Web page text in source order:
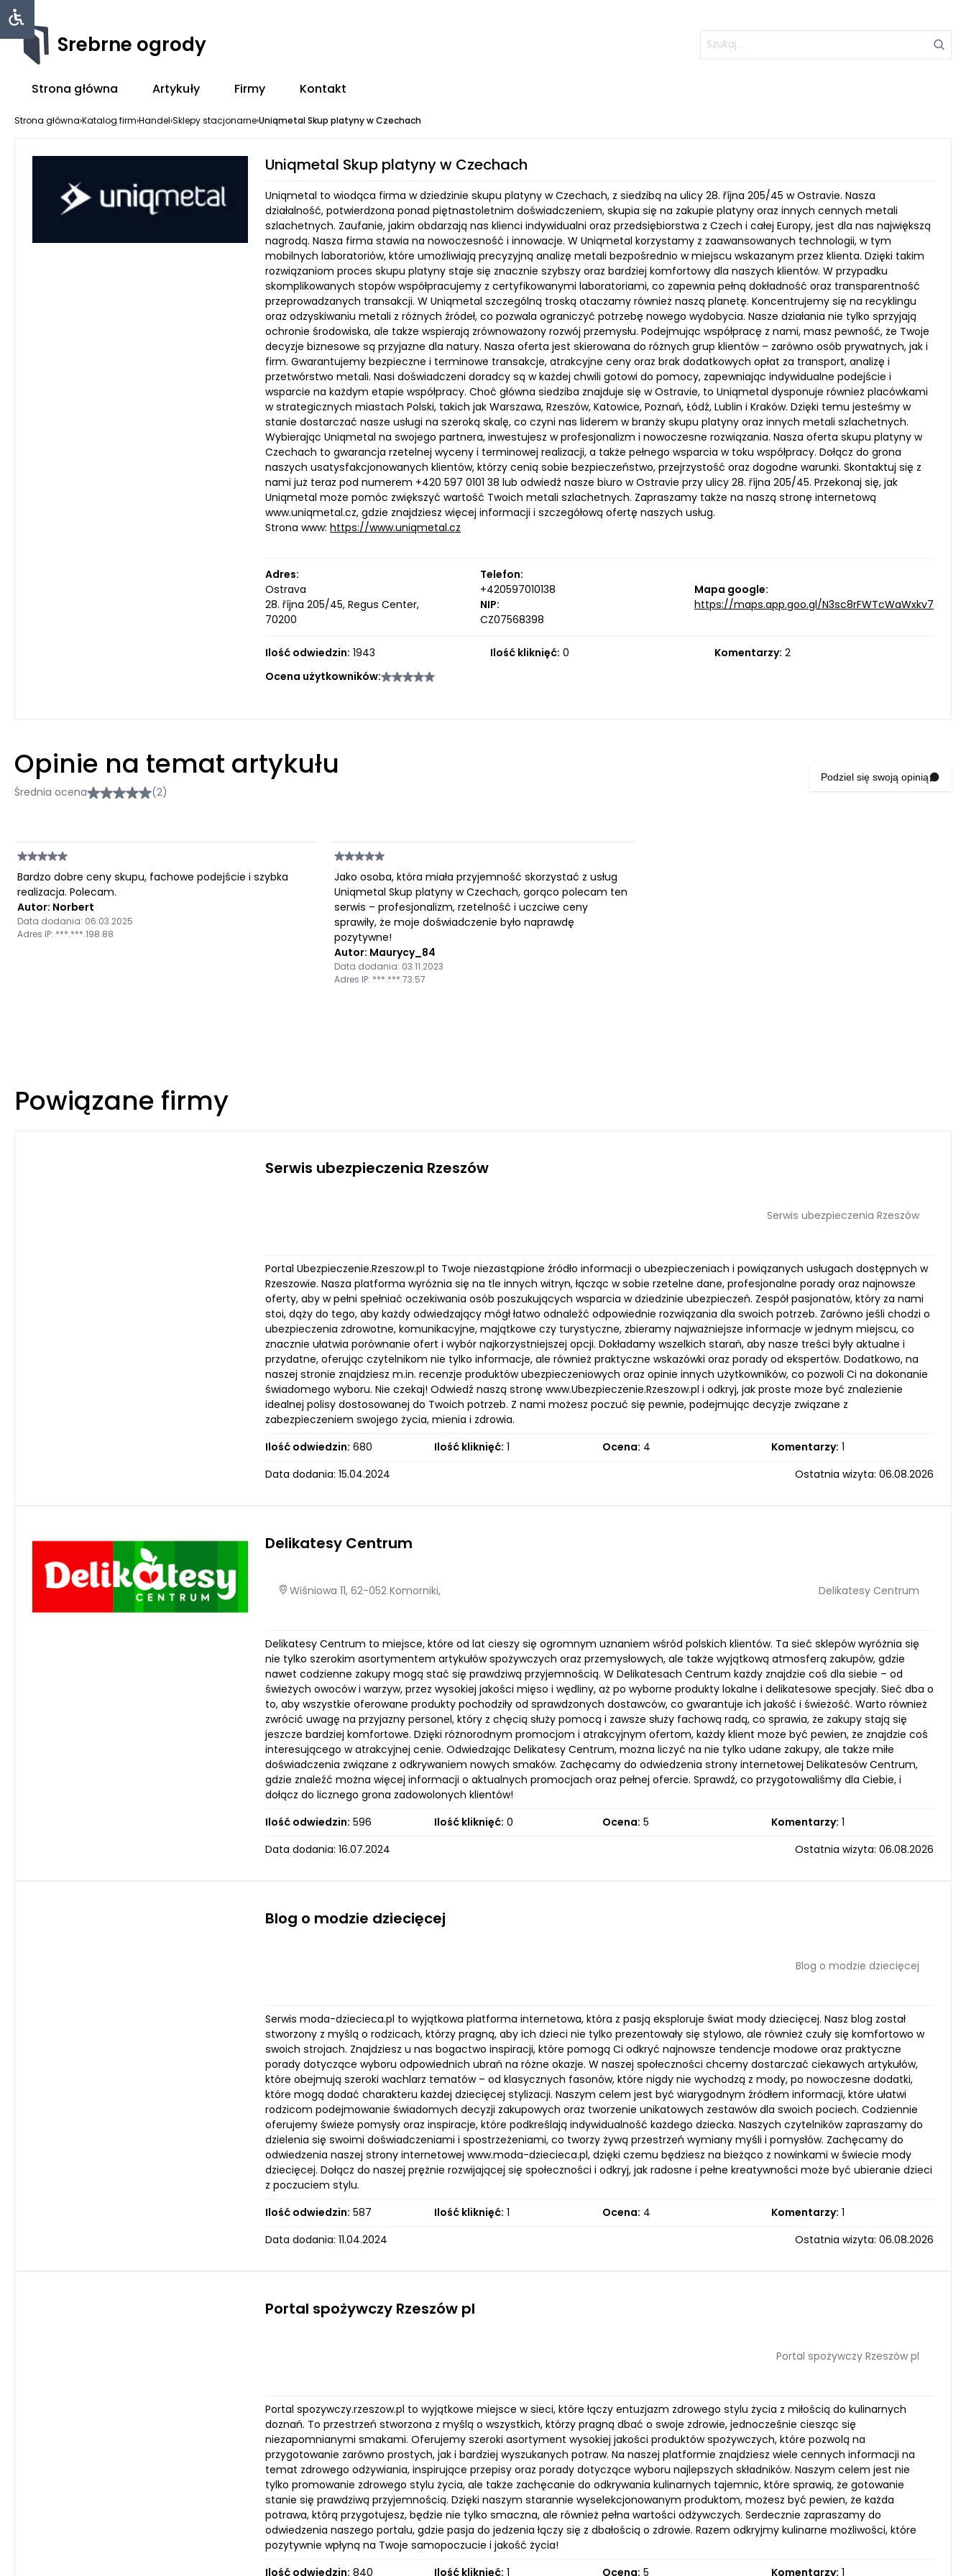
Srebrne ogrody
Strona główna Artykuły Firmy Kontakt
Strona główna›Katalog firm›Handel›Sklepy stacjonarne›Uniqmetal Skup platyny w Czechach
Uniqmetal Skup platyny w Czechach
Uniqmetal to wiodąca firma w dziedzinie skupu platyny w Czechach, z siedzibą na ulicy 28. října 205/45 w Ostravie. Nasza
działalność, potwierdzona ponad piętnastoletnim doświadczeniem, skupia się na zakupie platyny oraz innych cennych metali
szlachetnych. Zaufanie, jakim obdarzają nas klienci indywidualni oraz przedsiębiorstwa z Czech i całej Europy, jest dla nas największą
nagrodą. Nasza firma stawia na nowoczesność i innowacje. W Uniqmetal korzystamy z zaawansowanych technologii, w tym
mobilnych laboratoriów, które umożliwiają precyzyjną analizę metali bezpośrednio w miejscu wskazanym przez klienta. Dzięki takim
rozwiązaniom proces skupu platyny staje się znacznie szybszy oraz bardziej komfortowy dla naszych klientów. W przypadku
skomplikowanych stopów współpracujemy z certyfikowanymi laboratoriami, co zapewnia pełną dokładność oraz transparentność
przeprowadzanych transakcji. W Uniqmetal szczególną troską otaczamy również naszą planetę. Koncentrujemy się na recyklingu
oraz odzyskiwaniu metali z różnych źródeł, co pozwala ograniczyć potrzebę nowego wydobycia. Nasze działania nie tylko sprzyjają
ochronie środowiska, ale także wspierają zrównoważony rozwój przemysłu. Podejmując współpracę z nami, masz pewność, że Twoje
decyzje biznesowe są przyjazne dla natury. Nasza oferta jest skierowana do różnych grup klientów – zarówno osób prywatnych, jak i
firm. Gwarantujemy bezpieczne i terminowe transakcje, atrakcyjne ceny oraz brak dodatkowych opłat za transport, analizę i
przetwórstwo metali. Nasi doświadczeni doradcy są w każdej chwili gotowi do pomocy, zapewniając indywidualne podejście i
wsparcie na każdym etapie współpracy. Choć główna siedziba znajduje się w Ostravie, to Uniqmetal dysponuje również placówkami
w strategicznych miastach Polski, takich jak Warszawa, Rzeszów, Katowice, Poznań, Łódź, Lublin i Kraków. Dzięki temu jesteśmy w
stanie dostarczać nasze usługi na szeroką skalę, co czyni nas liderem w branży skupu platyny oraz innych metali szlachetnych.
Wybierając Uniqmetal na swojego partnera, inwestujesz w profesjonalizm i nowoczesne rozwiązania. Nasza oferta skupu platyny w
Czechach to gwarancja rzetelnej wyceny i terminowej realizacji, a także pełnego wsparcia w toku współpracy. Dołącz do grona
naszych usatysfakcjonowanych klientów, którzy cenią sobie bezpieczeństwo, przejrzystość oraz dogodne warunki. Skontaktuj się z
nami już teraz pod numerem +420 597 0101 38 lub odwiedź nasze biuro w Ostravie przy ulicy 28. října 205/45. Przekonaj się, jak
Uniqmetal może pomóc zwiększyć wartość Twoich metali szlachetnych. Zapraszamy także na naszą stronę internetową
www.uniqmetal.cz, gdzie znajdziesz więcej informacji i szczegółową ofertę naszych usług.
Strona www: https://www.uniqmetal.cz
Adres:
Ostrava
28. října 205/45, Regus Center,
70200
Telefon:
+420597010138
NIP:
CZ07568398
Mapa google:
https://maps.app.goo.gl/N3sc8rFWTcWaWxkv7
Ilość odwiedzin: 1943 Ilość kliknięć: 0 Komentarzy: 2
Ocena użytkowników:
Opinie na temat artykułu
Średnia ocena (2)
Podziel się swoją opinią
Bardzo dobre ceny skupu, fachowe podejście i szybka
realizacja. Polecam.
Autor: Norbert
Data dodania: 06.03.2025
Adres IP: ***.***.198.88
Jako osoba, która miała przyjemność skorzystać z usług
Uniqmetal Skup platyny w Czechach, gorąco polecam ten
serwis – profesjonalizm, rzetelność i uczciwe ceny
sprawiły, że moje doświadczenie było naprawdę
pozytywne!
Autor: Maurycy_84
Data dodania: 03.11.2023
Adres IP: ***.***.73.57
Powiązane firmy
Serwis ubezpieczenia Rzeszów
Serwis ubezpieczenia Rzeszów
Portal Ubezpieczenie.Rzeszow.pl to Twoje niezastąpione źródło informacji o ubezpieczeniach i powiązanych usługach dostępnych w
Rzeszowie. Nasza platforma wyróżnia się na tle innych witryn, łącząc w sobie rzetelne dane, profesjonalne porady oraz najnowsze
oferty, aby w pełni spełniać oczekiwania osób poszukujących wsparcia w dziedzinie ubezpieczeń. Zespół pasjonatów, który za nami
stoi, dąży do tego, aby każdy odwiedzający mógł łatwo odnaleźć odpowiednie rozwiązania dla swoich potrzeb. Zarówno jeśli chodzi o
ubezpieczenia zdrowotne, komunikacyjne, majątkowe czy turystyczne, zbieramy najważniejsze informacje w jednym miejscu, co
znacznie ułatwia porównanie ofert i wybór najkorzystniejszej opcji. Dokładamy wszelkich starań, aby nasze treści były aktualne i
przydatne, oferując czytelnikom nie tylko informacje, ale również praktyczne wskazówki oraz porady od ekspertów. Dodatkowo, na
naszej stronie znajdziesz m.in. recenzje produktów ubezpieczeniowych oraz opinie innych użytkowników, co pozwoli Ci na dokonanie
świadomego wyboru. Nie czekaj! Odwiedź naszą stronę www.Ubezpieczenie.Rzeszow.pl i odkryj, jak proste może być znalezienie
idealnej polisy dostosowanej do Twoich potrzeb. Z nami możesz poczuć się pewnie, podejmując decyzje związane z
zabezpieczeniem swojego życia, mienia i zdrowia.
Ilość odwiedzin: 680 Ilość kliknięć: 1 Ocena: 4 Komentarzy: 1
Data dodania: 15.04.2024
Ostatnia wizyta: 06.08.2026
Delikatesy Centrum
Wiśniowa 11, 62-052 Komorniki, Delikatesy Centrum
Delikatesy Centrum to miejsce, które od lat cieszy się ogromnym uznaniem wśród polskich klientów. Ta sieć sklepów wyróżnia się
nie tylko szerokim asortymentem artykułów spożywczych oraz przemysłowych, ale także wyjątkową atmosferą zakupów, gdzie
nawet codzienne zakupy mogą stać się prawdziwą przyjemnością. W Delikatesach Centrum każdy znajdzie coś dla siebie – od
świeżych owoców i warzyw, przez wysokiej jakości mięso i wędliny, aż po wyborne produkty lokalne i delikatesowe specjały. Sieć dba o
to, aby wszystkie oferowane produkty pochodziły od sprawdzonych dostawców, co gwarantuje ich jakość i świeżość. Warto również
zwrócić uwagę na przyjazny personel, który z chęcią służy pomocą i zawsze służy fachową radą, co sprawia, że zakupy stają się
jeszcze bardziej komfortowe. Dzięki różnorodnym promocjom i atrakcyjnym ofertom, każdy klient może być pewien, że znajdzie coś
interesującego w atrakcyjnej cenie. Odwiedzając Delikatesy Centrum, można liczyć na nie tylko udane zakupy, ale także miłe
doświadczenia związane z odkrywaniem nowych smaków. Zachęcamy do odwiedzenia strony internetowej Delikatesów Centrum,
gdzie znaleźć można więcej informacji o aktualnych promocjach oraz pełnej ofercie. Sprawdź, co przygotowaliśmy dla Ciebie, i
dołącz do licznego grona zadowolonych klientów!
Ilość odwiedzin: 596 Ilość kliknięć: 0 Ocena: 5 Komentarzy: 1
Data dodania: 16.07.2024
Ostatnia wizyta: 06.08.2026
Blog o modzie dziecięcej
Blog o modzie dziecięcej
Serwis moda-dziecieca.pl to wyjątkowa platforma internetowa, która z pasją eksploruje świat mody dziecięcej. Nasz blog został
stworzony z myślą o rodzicach, którzy pragną, aby ich dzieci nie tylko prezentowały się stylowo, ale również czuły się komfortowo w
swoich strojach. Znajdziesz u nas bogactwo inspiracji, które pomogą Ci odkryć najnowsze tendencje modowe oraz praktyczne
porady dotyczące wyboru odpowiednich ubrań na różne okazje. W naszej społeczności chcemy dostarczać ciekawych artykułów,
które obejmują szeroki wachlarz tematów – od klasycznych fasonów, które nigdy nie wychodzą z mody, po nowoczesne dodatki,
które mogą dodać charakteru każdej dziecięcej stylizacji. Naszym celem jest być wiarygodnym źródłem informacji, które ułatwi
rodzicom podejmowanie świadomych decyzji zakupowych oraz tworzenie unikatowych zestawów dla swoich pociech. Codziennie
oferujemy świeże pomysły oraz inspiracje, które podkreślają indywidualność każdego dziecka. Naszych czytelników zapraszamy do
dzielenia się swoimi doświadczeniami i spostrzeżeniami, co tworzy żywą przestrzeń wymiany myśli i pomysłów. Zachęcamy do
odwiedzenia naszej strony internetowej www.moda-dziecieca.pl, dzięki czemu będziesz na bieżąco z nowinkami w świecie mody
dziecięcej. Dołącz do naszej prężnie rozwijającej się społeczności i odkryj, jak radosne i pełne kreatywności może być ubieranie dzieci
z poczuciem stylu.
Ilość odwiedzin: 587 Ilość kliknięć: 1 Ocena: 4 Komentarzy: 1
Data dodania: 11.04.2024
Ostatnia wizyta: 06.08.2026
Portal spożywczy Rzeszów pl
Portal spożywczy Rzeszów pl
Portal spozywczy.rzeszow.pl to wyjątkowe miejsce w sieci, które łączy entuzjazm zdrowego stylu życia z miłością do kulinarnych
doznań. To przestrzeń stworzona z myślą o wszystkich, którzy pragną dbać o swoje zdrowie, jednocześnie ciesząc się
niezapomnianymi smakami. Oferujemy szeroki asortyment wysokiej jakości produktów spożywczych, które pozwolą na
przygotowanie zarówno prostych, jak i bardziej wyszukanych potraw. Na naszej platformie znajdziesz wiele cennych informacji na
temat zdrowego odżywiania, inspirujące przepisy oraz porady dotyczące wyboru najlepszych składników. Naszym celem jest nie
tylko promowanie zdrowego stylu życia, ale także zachęcanie do odkrywania kulinarnych tajemnic, które sprawią, że gotowanie
stanie się prawdziwą przyjemnością. Dzięki naszym starannie wyselekcjonowanym produktom, możesz być pewien, że każda
potrawa, którą przygotujesz, będzie nie tylko smaczna, ale również pełna wartości odżywczych. Serdecznie zapraszamy do
odwiedzenia naszego portalu, gdzie pasja do jedzenia łączy się z dbałością o zdrowie. Razem odkryjmy kulinarne możliwości, które
pozytywnie wpłyną na Twoje samopoczucie i jakość życia!
Ilość odwiedzin: 840 Ilość kliknięć: 1 Ocena: 5 Komentarzy: 1